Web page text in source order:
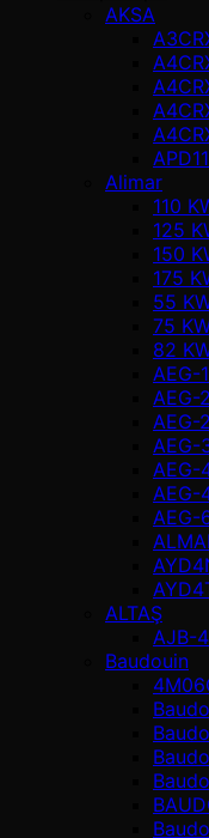
AKSA
Alimar
110
125
150
175
55
75
82
AEG-
AEG-
AEG-
AEG-
AEG-
AEG-
AEG-
ALTAŞ
AJB-
Baudouin